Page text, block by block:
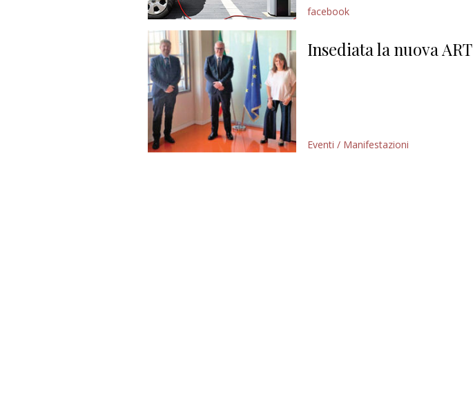
facebook
Insediata la nuova ART
Eventi / Manifestazioni